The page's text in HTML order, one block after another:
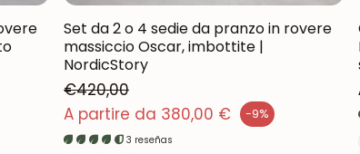
Set da 2 o 4 sedie da pranzo in rovere
massiccio Oscar, imbottite |
NordicStory
A partire da 380,00 € -9%
Prezzo di vendita
Prezzo normale
€420,00
3 reseñas
UNISCITI ALLA
Ottieni uno
Novità e vantaggi